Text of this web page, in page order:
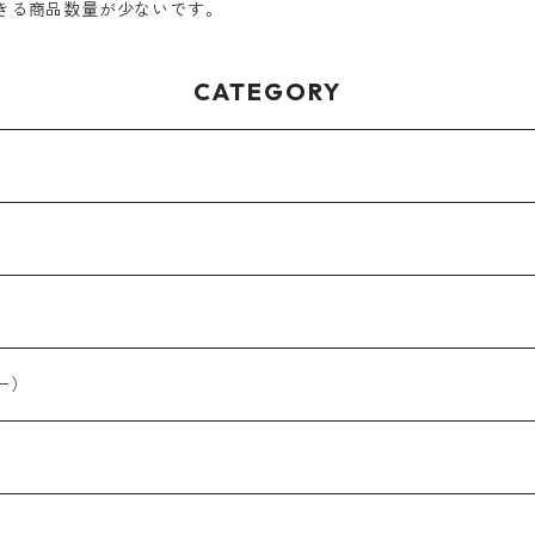
商品数量が少ないです。
CATEGORY